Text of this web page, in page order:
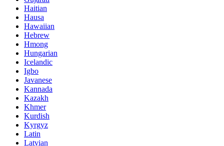
Haitian
Hausa
Hawaiian
Hebrew
Hmong
Hungarian
Icelandic
Igbo
Javanese
Kannada
Kazakh
Khmer
Kurdish
Kyrgyz
Latin
Latvian